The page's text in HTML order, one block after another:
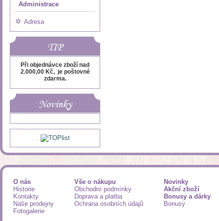
Administrace
Adresa
TIP
Při objednávce zboží nad
2.000,00 Kč, je poštovné
zdarma.
Novinky
O nás
Historie
Kontakty
Naše prodejny
Fotogalerie
Vše o nákupu
Obchodní podmínky
Doprava a platba
Ochrana osobních údajů
Novinky
Akční zboží
Bonusy a dárky
Bonusy